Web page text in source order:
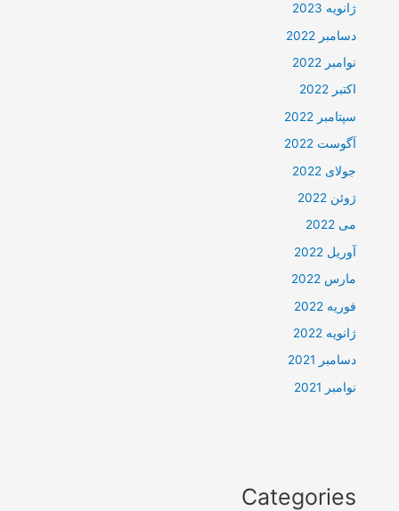
ژانویه 2023
دسامبر 2022
نوامبر 2022
اکتبر 2022
سپتامبر 2022
آگوست 2022
جولای 2022
ژوئن 2022
می 2022
آوریل 2022
مارس 2022
فوریه 2022
ژانویه 2022
دسامبر 2021
نوامبر 2021
Categories